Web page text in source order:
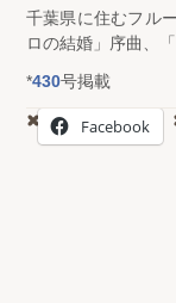
千葉県に住むフル
ロの結婚」序曲、
*430号掲載
Facebook